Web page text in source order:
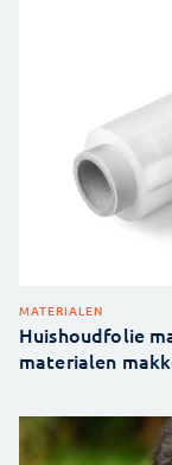
MATERIALEN
Huishoudfolie
materialen